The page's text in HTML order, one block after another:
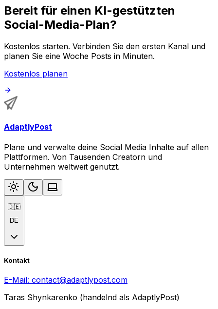
Bereit für einen KI-gestützten
Social-Media-Plan?
Kostenlos starten. Verbinden Sie den ersten Kanal und
planen Sie eine Woche Posts in Minuten.
Kostenlos planen
AdaptlyPost
Plane und verwalte deine Social Media Inhalte auf allen
Plattformen. Von Tausenden Creatorn und
Unternehmen weltweit genutzt.
🇩🇪
DE
Kontakt
E-Mail: contact@adaptlypost.com
Taras Shynkarenko (handelnd als AdaptlyPost)